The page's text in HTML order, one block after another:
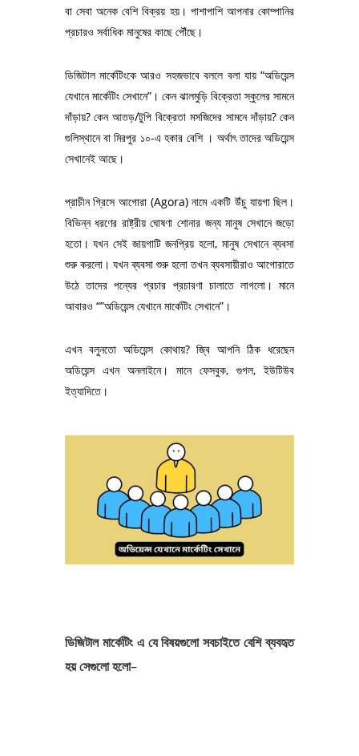
বা সেবা অনেক বেশি বিক্রয় হয়। পাশাপাশি আপনার কোম্পানির
প্রচারও সর্বাধিক মানুষের কাছে পৌঁছে।
ডিজিটাল মার্কেটিংকে আরও সহজভাবে বললে বলা যায় “অডিয়েন্স
যেখানে মার্কেটিং সেখানে”। কেন ঝালমুড়ি বিক্রেতা স্কুলের সামনে
দাঁড়ায়? কেন আতড়/টুপি বিক্রেতা মসজিদের সামনে দাঁড়ায়? কেন
গুলিস্থানে বা মিরপুর ১০-এ হকার বেশি । অর্থাৎ তাদের অডিয়েন্স
সেখানেই আছে।
প্রাচীন গ্রিসে আগোরা (Agora) নামে একটি উঁচু যায়গা ছিল।
বিভিন্ন ধরণের রাষ্ট্রীয় ঘোষণা শোনার জন্য মানুষ সেখানে জড়ো
হতো। যখন সেই জায়গাটি জনপ্রিয় হলো, মানুষ সেখানে ব্যবসা
শুরু করলো। যখন ব্যবসা শুরু হলো তখন ব্যবসায়ীরাও আগোরাতে
উঠে তাদের পন্যের প্রচার প্রচারণা চালাতে লাগলো। মানে
আবারও “”অডিয়েন্স যেখানে মার্কেটিং সেখানে”।
এখন বলুনতো অডিয়েন্স কোথায়? জ্বি আপনি ঠিক ধরেছেন
অডিয়েন্স এখন অনলাইনে। মানে ফেসবুক, গুগল, ইউটিউব
ইত্যাদিতে।
ডিজিটাল মার্কেটিং এ যে বিষয়গুলো সবচাইতে বেশি ব্যবহৃত
হয় সেগুলো হলো–